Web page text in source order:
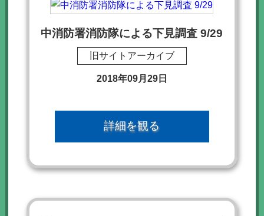
中消防署消防隊による下見調査 9/29
旧サイトアーカイブ
2018年09月29日
詳細を観る